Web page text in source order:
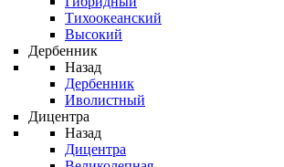
Тихоокеанский
Высокий
Дербенник
Назад
Дербенник
Иволистный
Дицентра
Назад
Дицентра